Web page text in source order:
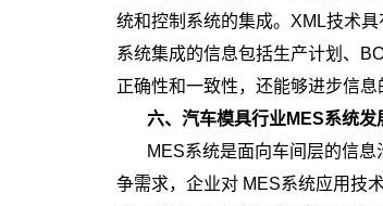
统和控制系统的集成。XML技术
系统集成的信息包括生产计划、
正确性和一致性，还能够进步信息
六、汽车模具行业MES系统发
MES系统是面向车间层的信
争需求，企业对 MES系统应用技